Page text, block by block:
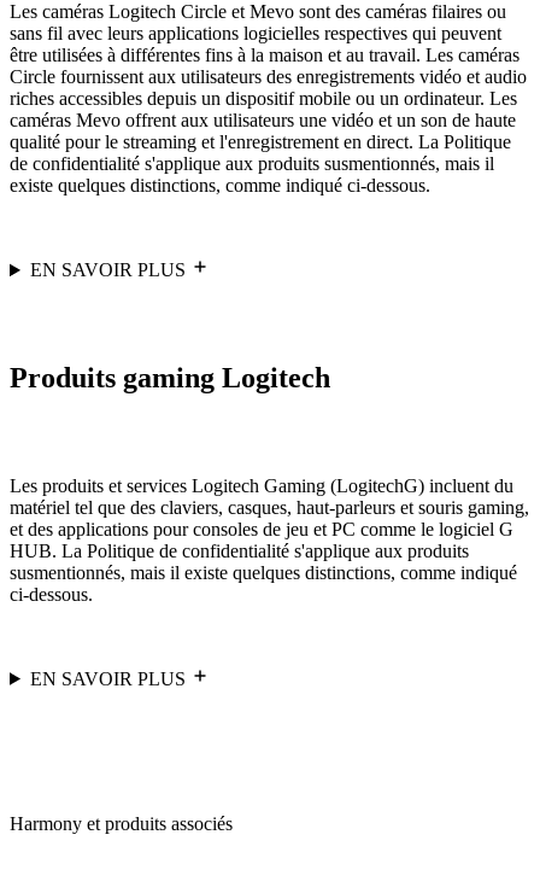
Les caméras Logitech Circle et Mevo sont des caméras filaires ou
sans fil avec leurs applications logicielles respectives qui peuvent
être utilisées à différentes fins à la maison et au travail. Les caméras
Circle fournissent aux utilisateurs des enregistrements vidéo et audio
riches accessibles depuis un dispositif mobile ou un ordinateur. Les
caméras Mevo offrent aux utilisateurs une vidéo et un son de haute
qualité pour le streaming et l'enregistrement en direct. La Politique
de confidentialité s'applique aux produits susmentionnés, mais il
existe quelques distinctions, comme indiqué ci-dessous.
EN SAVOIR PLUS
Produits gaming Logitech
Les produits et services Logitech Gaming (LogitechG) incluent du
matériel tel que des claviers, casques, haut-parleurs et souris gaming,
et des applications pour consoles de jeu et PC comme le logiciel G
HUB. La Politique de confidentialité s'applique aux produits
susmentionnés, mais il existe quelques distinctions, comme indiqué
ci-dessous.
EN SAVOIR PLUS
Harmony et produits associés